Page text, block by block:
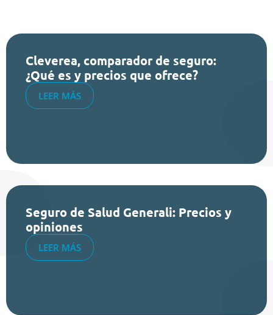
Cleverea, comparador de seguro:
¿Qué es y precios que ofrece?
LEER MÁS
Seguro de Salud Generali: Precios y
opiniones
LEER MÁS